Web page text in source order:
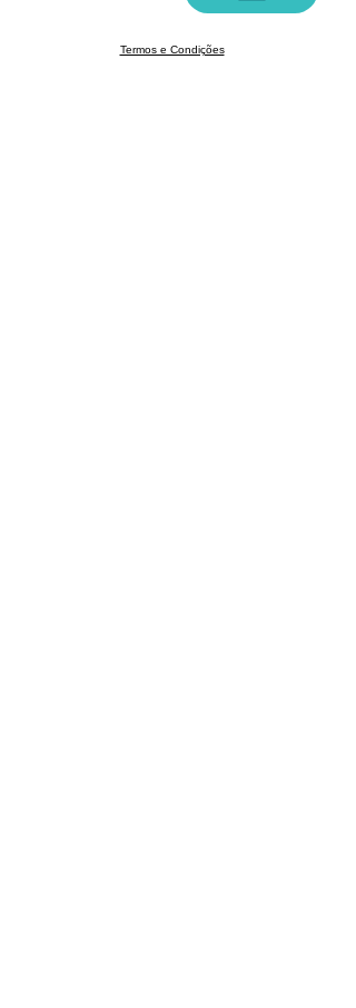
Termos e Condições